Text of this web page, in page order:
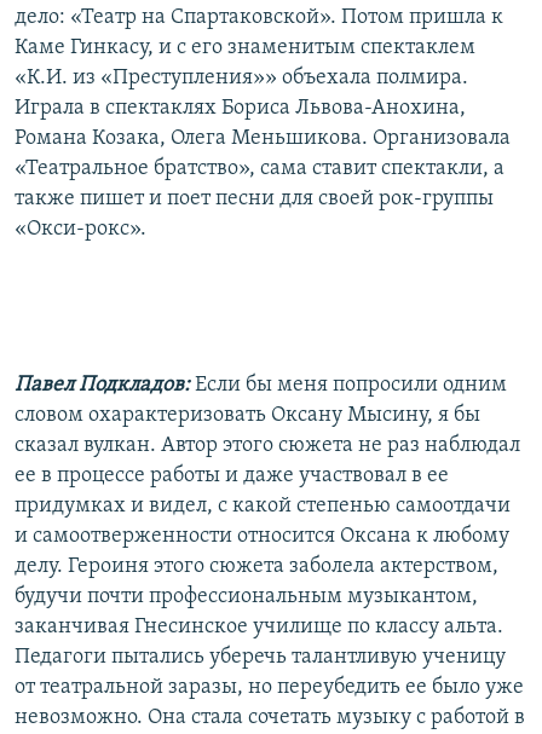
дело: «Театр на Спартаковской». Потом пришла к
Каме Гинкасу, и с его знаменитым спектаклем
«К.И. из «Преступления»» объехала полмира.
Играла в спектаклях Бориса Львова-Анохина,
Романа Козака, Олега Меньшикова. Организовала
«Театральное братство», сама ставит спектакли, а
также пишет и поет песни для своей рок-группы
«Окси-рокс».
Павел Подкладов:Если бы меня попросили одним
словом охарактеризовать Оксану Мысину, я бы
сказал вулкан. Автор этого сюжета не раз наблюдал
ее в процессе работы и даже участвовал в ее
придумках и видел, с какой степенью самоотдачи
и самоотверженности относится Оксана к любому
делу. Героиня этого сюжета заболела актерством,
будучи почти профессиональным музыкантом,
заканчивая Гнесинское училище по классу альта.
Педагоги пытались уберечь талантливую ученицу
от театральной заразы, но переубедить ее было уже
невозможно. Она стала сочетать музыку с работой в